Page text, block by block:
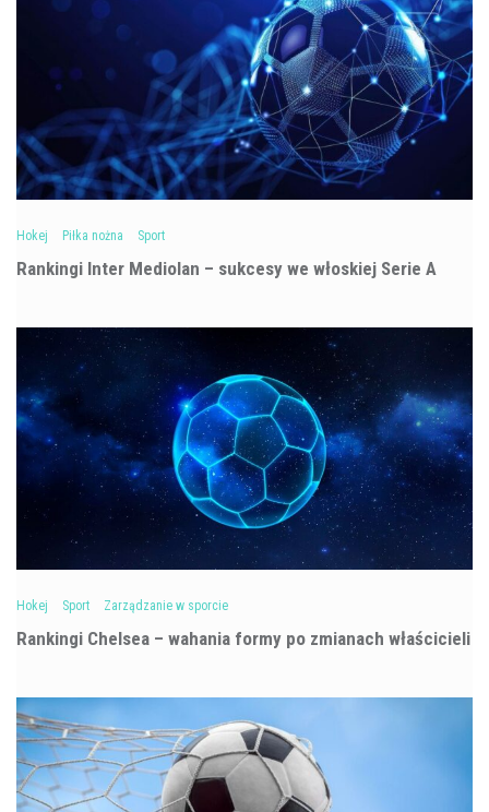
Hokej Piłka nożna Sport
Rankingi Inter Mediolan – sukcesy we włoskiej Serie A
Hokej Sport Zarządzanie w sporcie
Rankingi Chelsea – wahania formy po zmianach właścicieli